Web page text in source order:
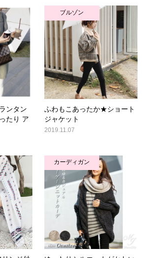
ンタン
たり ア
ブルゾン
ふわもこあったか★ショート
ジャケット
2019.11.07
カーディガン